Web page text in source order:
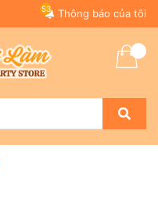
Thông báo của tôi
53